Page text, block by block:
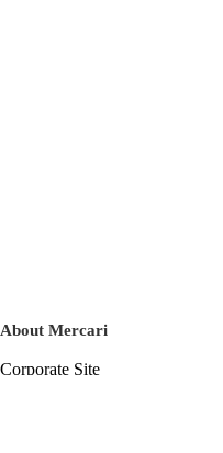
About Mercari
Corporate Site